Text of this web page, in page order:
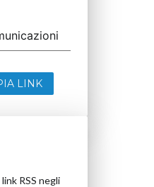
LINK
RSS negli